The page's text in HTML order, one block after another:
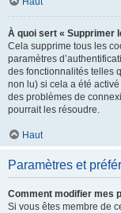
À quoi sert « Supprimer
Cela supprime tous les
paramètres
des fonctionnalités telles
non lu) si cela a été
des problèmes de
pourrait les résoudre.
Haut
Paramètres et
Comment modifier mes
Si vous êtes membre de